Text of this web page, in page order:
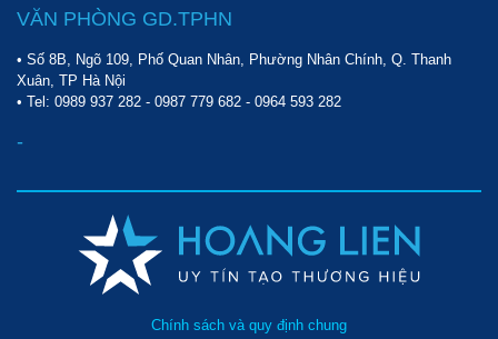
VĂN PHÒNG GD.TPHN
• Số 8B, Ngõ 109, Phố Quan Nhân, Phường Nhân Chính, Q. Thanh
Xuân, TP Hà Nội
• Tel: 0989 937 282 - 0987 779 682 - 0964 593 282
-
Chính sách và quy định chung